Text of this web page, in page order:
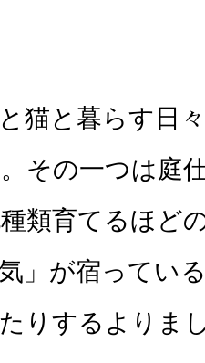
猫と暮らす日
その一つは庭
類育てるほど
気」が宿ってい
りするよりま